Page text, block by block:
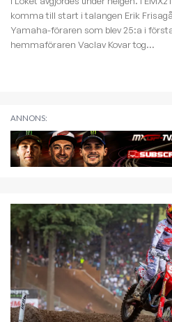
komma till start i talangen Erik
Yamaha-föraren som blev 25:a i
hemmaföraren Vaclav Kovar tog...
ANNONS: